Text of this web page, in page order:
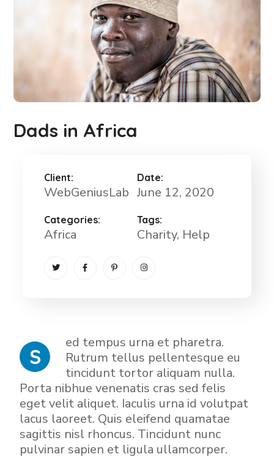
Dads in Africa
S
ed tempus urna et pharetra.
Rutrum tellus pellentesque eu
tincidunt tortor aliquam nulla.
Porta nibhue venenatis cras sed felis
eget velit aliquet. Iaculis urna id volutpat
lacus laoreet. Quis eleifend quamatae
sagittis nisl rhoncus. Tincidunt nunc
pulvinar sapien et ligula ullamcorper.
Client:
WebGeniusLab
Date:
June 12, 2020
Categories:
Africa
Tags:
Charity, Help